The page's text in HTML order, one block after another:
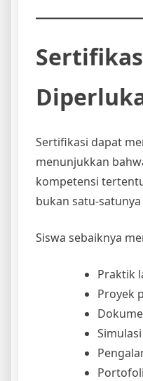
Sertifikasi dapat
menunjukkan
kompetensi
bukan satu-
Siswa sebaiknya
Praktik
Proyek